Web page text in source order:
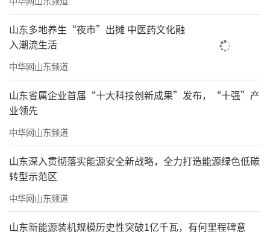
山东多地养生“夜市”出摊 中医药文化融
入潮流生活
中华网山东频道
山东省属企业首届“十大科技创新成果”发布，“十强”产
业领先
中华网山东频道
山东深入贯彻落实能源安全新战略，全力打造能源绿色低碳
转型示范区
中华网山东频道
山东新能源装机规模历史性突破1亿千瓦，有何里程碑意